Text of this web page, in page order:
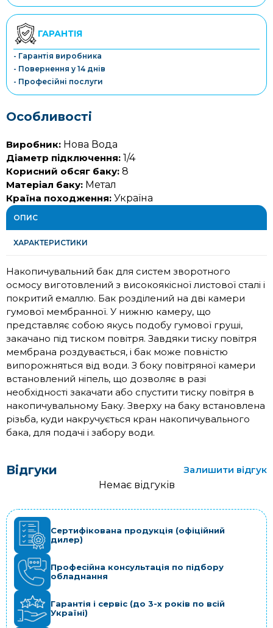
ГАРАНТІЯ
- Гарантія виробника
- Повернення у 14 днів
- Професійні послуги
Особливості
Виробник: Нова Вода
Діаметр підключення: 1/4
Корисний обсяг баку: 8
Матеріал баку: Метал
Країна походження: Україна
ОПИС
ХАРАКТЕРИСТИКИ
Накопичувальний бак для систем зворотного
осмосу виготовлений з високоякісної листової сталі і
покритий емаллю. Бак розділений на дві камери
гумової мембранної. У нижню камеру, що
представляє собою якусь подобу гумової груші,
закачано під тиском повітря. Завдяки тиску повітря
мембрана роздувається, і бак може повністю
випорожняться від води. З боку повітряної камери
встановлений ніпель, що дозволяє в разі
необхідності закачати або спустити тиску повітря в
накопичувальному Баку. Зверху на баку встановлена
різьба, куди накручується кран накопичувального
бака, для подачі і забору води.
Відгуки
Залишити відгук
Немає відгуків
Сертифікована продукція (офіційний
дилер)
Професійна консультація по підбору
обладнання
Гарантія і сервіс (до 3-х років по всій
Україні)